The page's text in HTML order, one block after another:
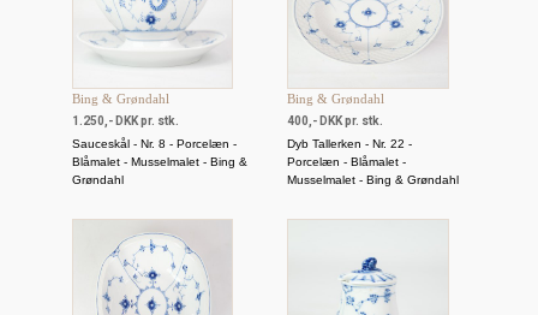
Bing & Grøndahl
1.250,- DKK pr. stk.
Sauceskål - Nr. 8 - Porcelæn -
Blåmalet - Musselmalet - Bing &
Grøndahl
Bing & Grøndahl
400,- DKK pr. stk.
Dyb Tallerken - Nr. 22 -
Porcelæn - Blåmalet -
Musselmalet - Bing & Grøndahl